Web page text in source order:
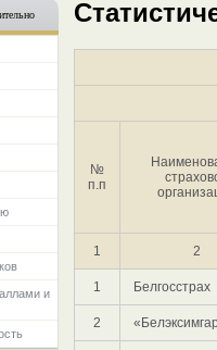
и
№
п.п
1 2
1 Белгосстрах
2